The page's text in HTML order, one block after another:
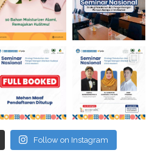
Follow on Instagram